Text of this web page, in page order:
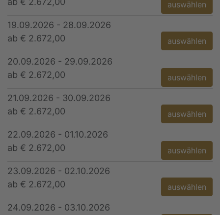
auswählen
19.09.2026 - 28.09.2026
ab € 2.672,00
auswählen
20.09.2026 - 29.09.2026
ab € 2.672,00
auswählen
21.09.2026 - 30.09.2026
ab € 2.672,00
auswählen
22.09.2026 - 01.10.2026
ab € 2.672,00
auswählen
23.09.2026 - 02.10.2026
ab € 2.672,00
auswählen
24.09.2026 - 03.10.2026